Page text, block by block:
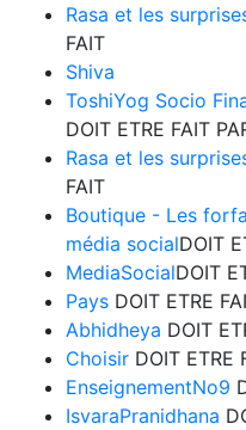
Rasa et les
FAIT
Shiva
ToshiYog Socio
DOIT ETRE FAIT
Rasa et les
FAIT
Boutique - Les
média socialDOIT
MediaSocialDOIT
Pays DOIT ETRE
Abhidheya DOIT
Choisir DOIT ETRE
EnseignementNo9
IsvaraPranidhana